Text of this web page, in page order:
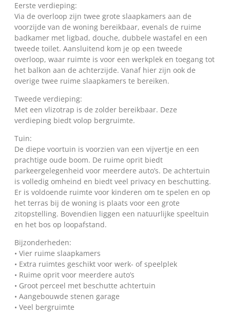
Eerste verdieping:
Via de overloop zijn twee grote slaapkamers aan de
voorzijde van de woning bereikbaar, evenals de ruime
badkamer met ligbad, douche, dubbele wastafel en een
tweede toilet. Aansluitend kom je op een tweede
overloop, waar ruimte is voor een werkplek en toegang tot
het balkon aan de achterzijde. Vanaf hier zijn ook de
overige twee ruime slaapkamers te bereiken.
Tweede verdieping:
Met een vlizotrap is de zolder bereikbaar. Deze
verdieping biedt volop bergruimte.
Tuin:
De diepe voortuin is voorzien van een vijvertje en een
prachtige oude boom. De ruime oprit biedt
parkeergelegenheid voor meerdere auto’s. De achtertuin
is volledig omheind en biedt veel privacy en beschutting.
Er is voldoende ruimte voor kinderen om te spelen en op
het terras bij de woning is plaats voor een grote
zitopstelling. Bovendien liggen een natuurlijke speeltuin
en het bos op loopafstand.
Bijzonderheden:
• Vier ruime slaapkamers
• Extra ruimtes geschikt voor werk- of speelplek
• Ruime oprit voor meerdere auto’s
• Groot perceel met beschutte achtertuin
• Aangebouwde stenen garage
• Veel bergruimte